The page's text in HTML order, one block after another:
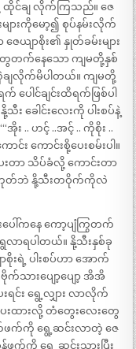
င်ချ လိုက်ကြသည်။ ဇေ
ားကိုမော့၍ စုပ်နမ်းလိုက်
ဇေယျာစိုး၏ နှုတ်ခမ်းများ
ေတက်နေသော ကျမတို့နှစ်
ချလိုက်မိပါတယ်။ ကျမတို့
ပေါင်ချင်းထိရက်ဖြစ်ပါ
ခေါင်းလေးကို ပါးစပ်နဲ့
း .. ဟင့် ..အင့် .. ကိုစိုး ..
င်း ကောင်းစို့ပေးစမ်းပါ။
းတာ သိပ်ခံလို့ ကောင်းတာ
မဟုတ်ဘဲ နို့သီးတဝိုက်ကိုလဲ
ေါ်ကနေ ကော့ပျံကြွတက်
ရပါတယ်။ နို့သီးနှစ်ခု
းရဲ့ ပါးစပ်ဟာ အောက်
သားပျော့ပျော့ အိအိ
ရင်း ရွေ့လျှား လာလိုက်
းထားလို့ တံတွေးလေးတွေ
က်ဖက်ကို ရွေ့ဆင်းလာတဲ့ ဇေ
န်ဖက်ကို ရွေ့ ဆင်းသွားပြီး